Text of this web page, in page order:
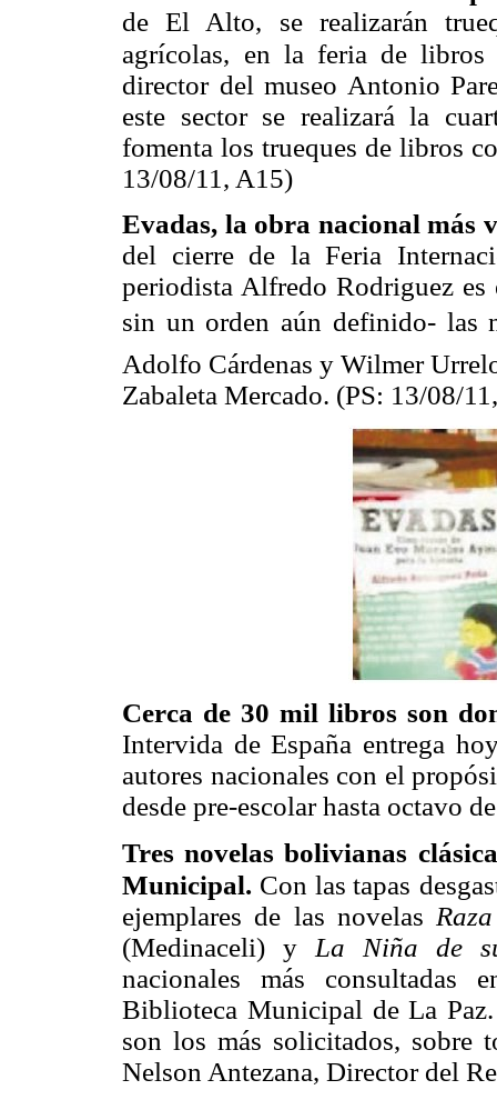
de El Alto, se realizarán
agrícolas, en la feria de libros
director del museo Antonio
este sector se realizará la
fomenta los trueques de libros
13/08/11, A15)
Evadas, la obra nacional
del cierre de la Feria
periodista Alfredo Rodriguez
sin un orden aún definido- las
Adolfo Cárdenas y Wilmer
Zabaleta Mercado. (PS: 13/08/
Cerca de 30 mil libros son
Intervida de España entrega
autores nacionales con el
desde pre-escolar hasta octavo
Tres novelas bolivianas
Municipal. Con las tapas
ejemplares de las novelas
(Medinaceli) y La Niña de
nacionales más
Biblioteca Municipal de La
son los más solicitados, sobre
Nelson Antezana, Director del